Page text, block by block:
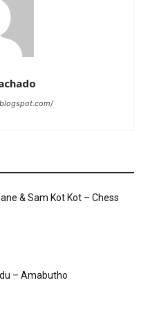
& Sam Kot Kot – Chess
– Amabutho